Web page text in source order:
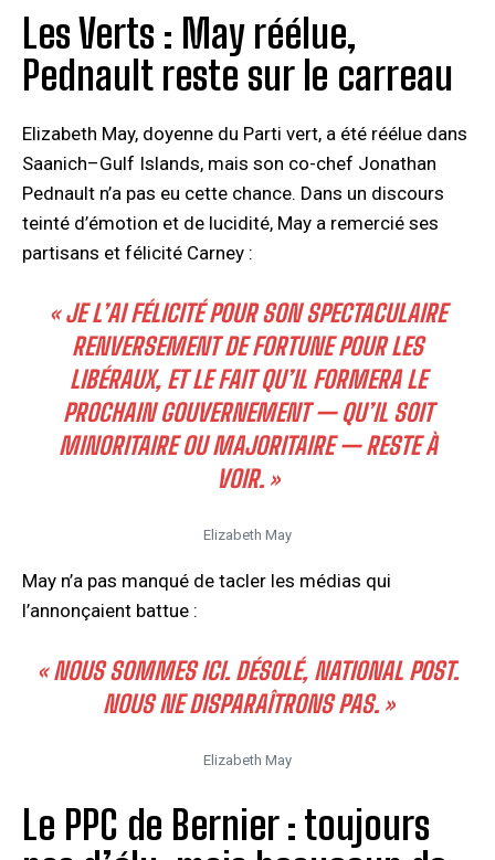
Les Verts : May réélue,
Pednault reste sur le carreau
Elizabeth May, doyenne du Parti vert, a été réélue dans
Saanich–Gulf Islands, mais son co-chef Jonathan
Pednault n’a pas eu cette chance. Dans un discours
teinté d’émotion et de lucidité, May a remercié ses
partisans et félicité Carney :
« JE L’AI FÉLICITÉ POUR SON SPECTACULAIRE
RENVERSEMENT DE FORTUNE POUR LES
LIBÉRAUX, ET LE FAIT QU’IL FORMERA LE
PROCHAIN GOUVERNEMENT — QU’IL SOIT
MINORITAIRE OU MAJORITAIRE — RESTE À
VOIR. »
Elizabeth May
May n’a pas manqué de tacler les médias qui
l’annonçaient battue :
« NOUS SOMMES ICI. DÉSOLÉ, NATIONAL POST.
NOUS NE DISPARAÎTRONS PAS. »
Elizabeth May
Le PPC de Bernier : toujours